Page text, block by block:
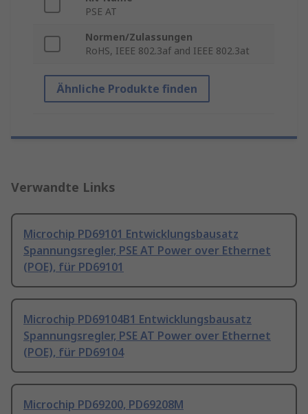
PSE AT
Normen/Zulassungen
RoHS, IEEE 802.3af and IEEE 802.3at
Ähnliche Produkte finden
Verwandte Links
Microchip PD69101 Entwicklungsbausatz
Spannungsregler, PSE AT Power over Ethernet
(POE), für PD69101
Microchip PD69104B1 Entwicklungsbausatz
Spannungsregler, PSE AT Power over Ethernet
(POE), für PD69104
Microchip PD69200, PD69208M